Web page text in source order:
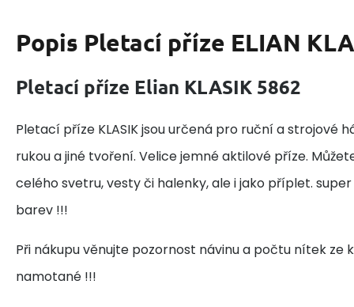
Popis Pletací příze ELIAN
Pletací příze Elian KLASIK 5862
Pletací příze KLASIK jsou určená pro ruční a strojové
rukou a jiné tvoření. Velice jemné aktilové příze.
celého svetru, vesty či halenky, ale i jako příplet.
barev !!!
Při nákupu věnujte pozornost návinu a počtu nítek ze
namotané !!!